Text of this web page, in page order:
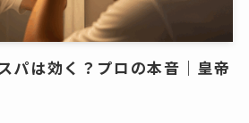
パは効く？プロの本音｜皇帝